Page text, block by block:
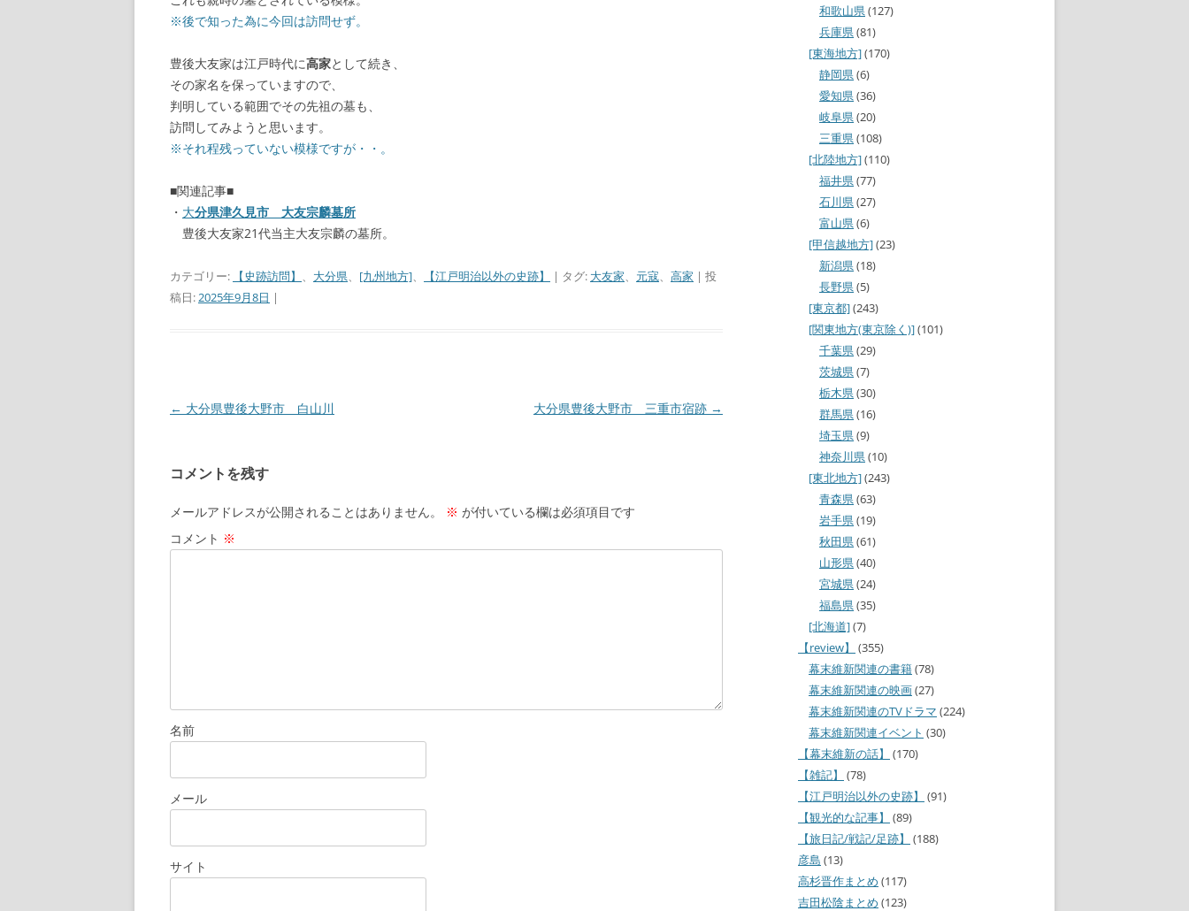
※後で知った為に今回は訪問せず。
豊後大友家は江戸時代に高家として続き、
その家名を保っていますので、
判明している範囲でその先祖の墓も、
訪問してみようと思います。
※それ程残っていない模様ですが・・。
■関連記事■
・ 大分県津久見市 大友宗麟墓所
豊後大友家21代当主大友宗麟の墓所。
カテゴリー: 【史跡訪問】 、 大分県、 [九州地方]、 【江戸明治以外の史跡】 | タグ: 大友家、 元寇、 高家 | 投
稿日:2025年9月8日 |
投
ビ
ゲ
ー
← 大分県豊後大野市 白山川 大分県豊後大野市 三重市宿跡 →
コメントを残す
メールアドレスが公開されることはありません。 ※ が付いている欄は必須項目です
コメント ※
名前
メール
サイト
和歌山県(127)
兵庫県(81)
[東海地方](170)
静岡県(6)
愛知県(36)
岐阜県(20)
三重県(108)
[北陸地方](110)
福井県(77)
石川県(27)
富山県(6)
[甲信越地方](23)
新潟県(18)
長野県(5)
[東京都](243)
[関東地方(東京除く)](101)
千葉県(29)
茨城県(7)
栃木県(30)
群馬県(16)
埼玉県(9)
神奈川県(10)
[東北地方](243)
青森県(63)
岩手県(19)
秋田県(61)
山形県(40)
宮城県(24)
福島県(35)
[北海道](7)
【review】
(355)
幕末維新関連の書籍(78)
幕末維新関連の映画(27)
幕末維新関連のTVドラマ (224)
幕末維新関連イベント (30)
【幕末維新の話】
(170)
【雑記】
(78)
【江戸明治以外の史跡】
(91)
【観光的な記事】
(89)
【旅日記/戦記/足跡】
(188)
彦島 (13)
高杉晋作まとめ (117)
吉田松陰まとめ (123)